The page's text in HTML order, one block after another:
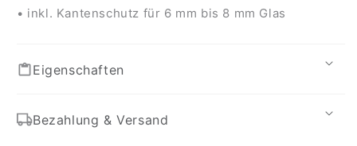
• inkl. Kantenschutz für 6 mm bis 8 mm Glas
Eigenschaften
Bezahlung & Versand